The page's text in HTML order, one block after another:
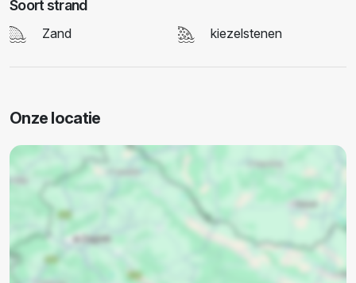
Soort strand
Zand kiezelstenen
Onze locatie